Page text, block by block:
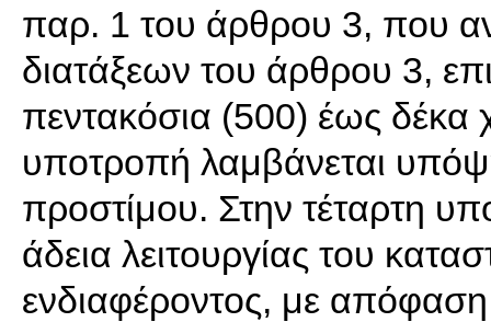
παρ. 1 του άρθρου 3, που
διατάξεων του άρθρου 3,
πεντακόσια (500) έως δέκα
υποτροπή λαμβάνεται
προστίμου. Στην τέταρτη
άδεια λειτουργίας του
ενδιαφέροντος, με